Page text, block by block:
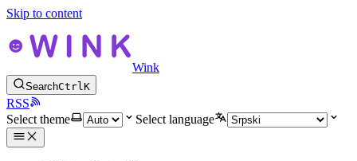
Skip to content
Wink
SearchCtrlK
RSS
Select theme
Select language